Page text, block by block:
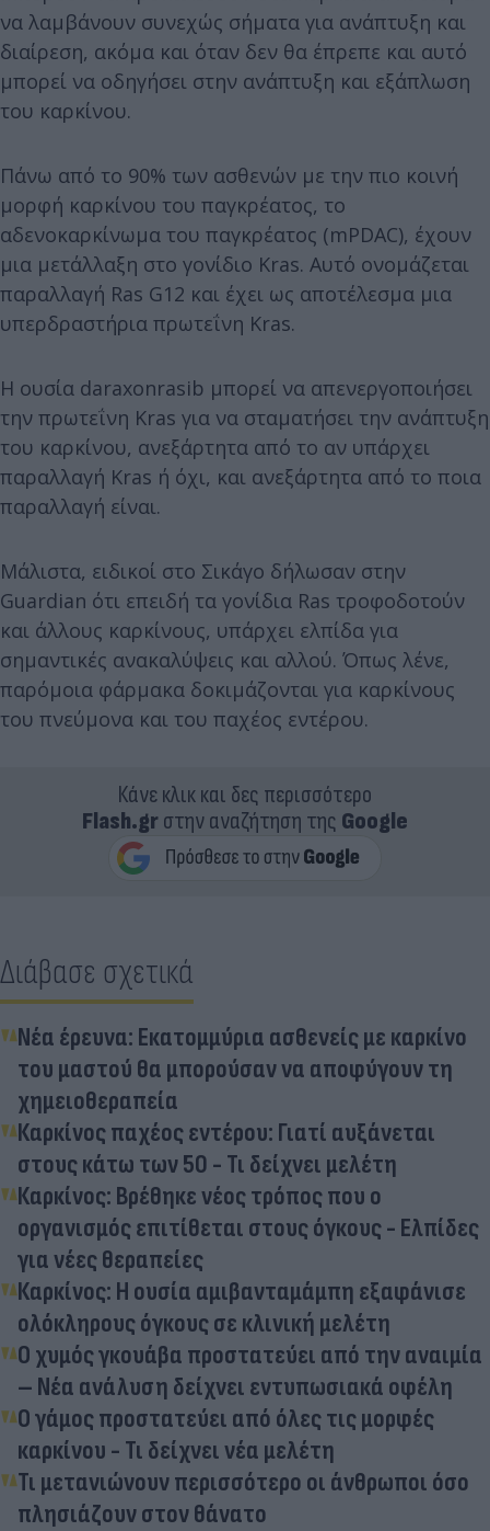
να λαμβάνουν συνεχώς σήματα για ανάπτυξη και
διαίρεση, ακόμα και όταν δεν θα έπρεπε και αυτό
μπορεί να οδηγήσει στην ανάπτυξη και εξάπλωση
του καρκίνου.
Πάνω από το 90% των ασθενών με την πιο κοινή
μορφή καρκίνου του παγκρέατος, το
αδενοκαρκίνωμα του παγκρέατος (mPDAC), έχουν
μια μετάλλαξη στο γονίδιο Kras. Αυτό ονομάζεται
παραλλαγή Ras G12 και έχει ως αποτέλεσμα μια
υπερδραστήρια πρωτεΐνη Kras.
Η ουσία daraxonrasib μπορεί να απενεργοποιήσει
την πρωτεΐνη Kras για να σταματήσει την ανάπτυξη
του καρκίνου, ανεξάρτητα από το αν υπάρχει
παραλλαγή Kras ή όχι, και ανεξάρτητα από το ποια
παραλλαγή είναι.
Μάλιστα, ειδικοί στο Σικάγο δήλωσαν στην
Guardian ότι επειδή τα γονίδια Ras τροφοδοτούν
και άλλους καρκίνους, υπάρχει ελπίδα για
σημαντικές ανακαλύψεις και αλλού. Όπως λένε,
παρόμοια φάρμακα δοκιμάζονται για καρκίνους
του πνεύμονα και του παχέος εντέρου.
Κάνε κλικ και δες περισσότερο
Flash.grστην αναζήτηση της Google
Διάβασε σχετικά
Νέα έρευνα: Εκατομμύρια ασθενείς με καρκίνο
του μαστού θα μπορούσαν να αποφύγουν τη
χημειοθεραπεία
Καρκίνος παχέος εντέρου: Γιατί αυξάνεται
στους κάτω των 50 - Τι δείχνει μελέτη
Καρκίνος: Βρέθηκε νέος τρόπος που ο
οργανισμός επιτίθεται στους όγκους - Ελπίδες
για νέες θεραπείες
Καρκίνος: Η ουσία αμιβανταμάμπη εξαφάνισε
ολόκληρους όγκους σε κλινική μελέτη
Ο χυμός γκουάβα προστατεύει από την αναιμία
– Νέα ανάλυση δείχνει εντυπωσιακά οφέλη
Ο γάμος προστατεύει από όλες τις μορφές
καρκίνου - Τι δείχνει νέα μελέτη
Τι μετανιώνουν περισσότερο οι άνθρωποι όσο
πλησιάζουν στον θάνατο